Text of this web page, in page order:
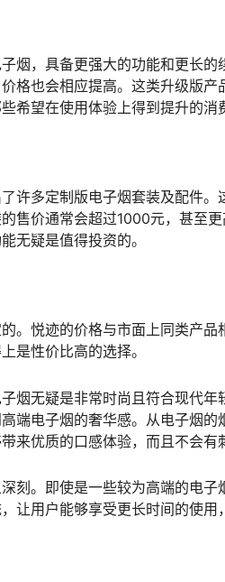
烟，具备更强大的功能和更长
格也会相应提高。这类升级版
希望在使用体验上得到提升的消
许多定制版电子烟套装及配件
售价通常会超过1000元，甚至
无疑是值得投资的。
。悦迹的价格与市面上同类产
是性价比高的选择。
烟无疑是非常时尚且符合现代
端电子烟的奢华感。从电子烟
来优质的口感体验，而且不会有
刻。即使是一些较为高端的电
让用户能够享受更长时间的使